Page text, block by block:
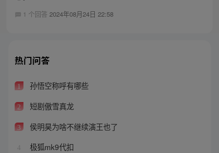
1 个回答 2024年08月24日 22:58
热门问答
1 孙悟空称呼有哪些
2 短剧傲雪真龙
3 侯明昊为啥不继续演王也了
4 极狐mk9代扣